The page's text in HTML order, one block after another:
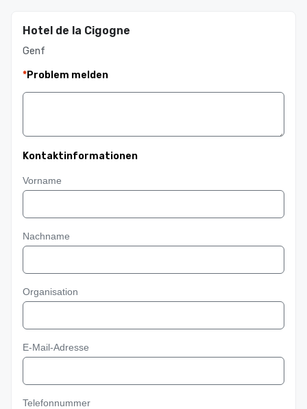
Hotel de la Cigogne
Genf
*Problem melden
Kontaktinformationen
Vorname
Nachname
Organisation
E-Mail-Adresse
Telefonnummer